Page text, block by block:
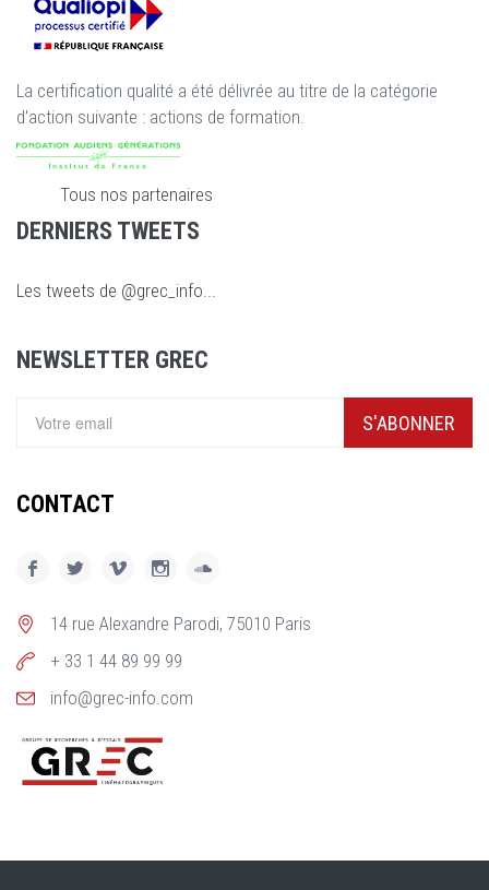
La certification qualité a été délivrée au titre de la catégorie
d'action suivante : actions de formation.
Tous nos partenaires
DERNIERS TWEETS
Les tweets de @grec_info...
NEWSLETTER GREC
S'ABONNER
CONTACT
14 rue Alexandre Parodi, 75010 Paris
+ 33 1 44 89 99 99
info@grec-info.com